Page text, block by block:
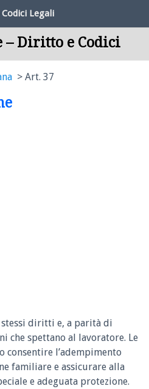
Codici Legali
– Diritto e Codici
Art. 37
diritti e, a parità di
che spettano al lavoratore. Le
consentire l’adempimento
familiare e assicurare alla
e adeguata protezione.